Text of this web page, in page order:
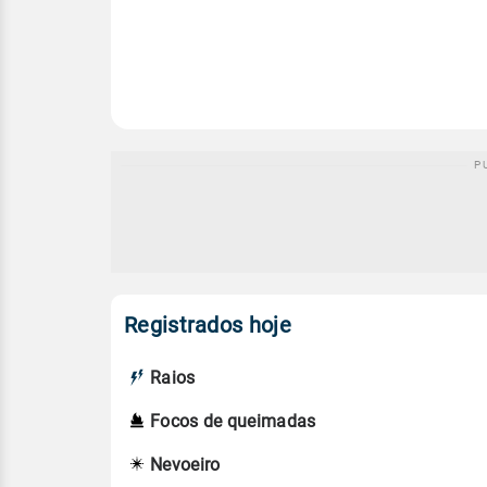
Registrados hoje
Raios
Focos de queimadas
Nevoeiro